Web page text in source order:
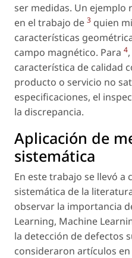
ser medidas. Un ejemplo
en el trabajo de 3 quien
características
campo magnético. Para 4
característica de calidad
producto o servicio no
especificaciones, el
la discrepancia.
Aplicación de
sistemática
En este trabajo se llevó a
sistemática de la
observar la importancia
Learning, Machine
la detección de defectos
consideraron artículos